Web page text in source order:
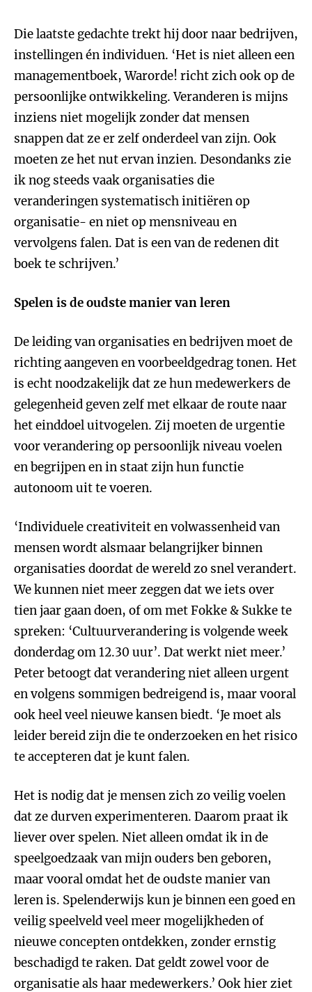
Die laatste gedachte trekt hij door naar bedrijven,
instellingen én individuen. ‘Het is niet alleen een
managementboek, Warorde! richt zich ook op de
persoonlijke ontwikkeling. Veranderen is mijns
inziens niet mogelijk zonder dat mensen
snappen dat ze er zelf onderdeel van zijn. Ook
moeten ze het nut ervan inzien. Desondanks zie
ik nog steeds vaak organisaties die
veranderingen systematisch initiëren op
organisatie- en niet op mensniveau en
vervolgens falen. Dat is een van de redenen dit
boek te schrijven.’
Spelen is de oudste manier van leren
De leiding van organisaties en bedrijven moet de
richting aangeven en voorbeeldgedrag tonen. Het
is echt noodzakelijk dat ze hun medewerkers de
gelegenheid geven zelf met elkaar de route naar
het einddoel uitvogelen. Zij moeten de urgentie
voor verandering op persoonlijk niveau voelen
en begrijpen en in staat zijn hun functie
autonoom uit te voeren.
‘Individuele creativiteit en volwassenheid van
mensen wordt alsmaar belangrijker binnen
organisaties doordat de wereld zo snel verandert.
We kunnen niet meer zeggen dat we iets over
tien jaar gaan doen, of om met Fokke & Sukke te
spreken: ‘Cultuurverandering is volgende week
donderdag om 12.30 uur’. Dat werkt niet meer.’
Peter betoogt dat verandering niet alleen urgent
en volgens sommigen bedreigend is, maar vooral
ook heel veel nieuwe kansen biedt. ‘Je moet als
leider bereid zijn die te onderzoeken en het risico
te accepteren dat je kunt falen.
Het is nodig dat je mensen zich zo veilig voelen
dat ze durven experimenteren. Daarom praat ik
liever over spelen. Niet alleen omdat ik in de
speelgoedzaak van mijn ouders ben geboren,
maar vooral omdat het de oudste manier van
leren is. Spelenderwijs kun je binnen een goed en
veilig speelveld veel meer mogelijkheden of
nieuwe concepten ontdekken, zonder ernstig
beschadigd te raken. Dat geldt zowel voor de
organisatie als haar medewerkers.’ Ook hier ziet